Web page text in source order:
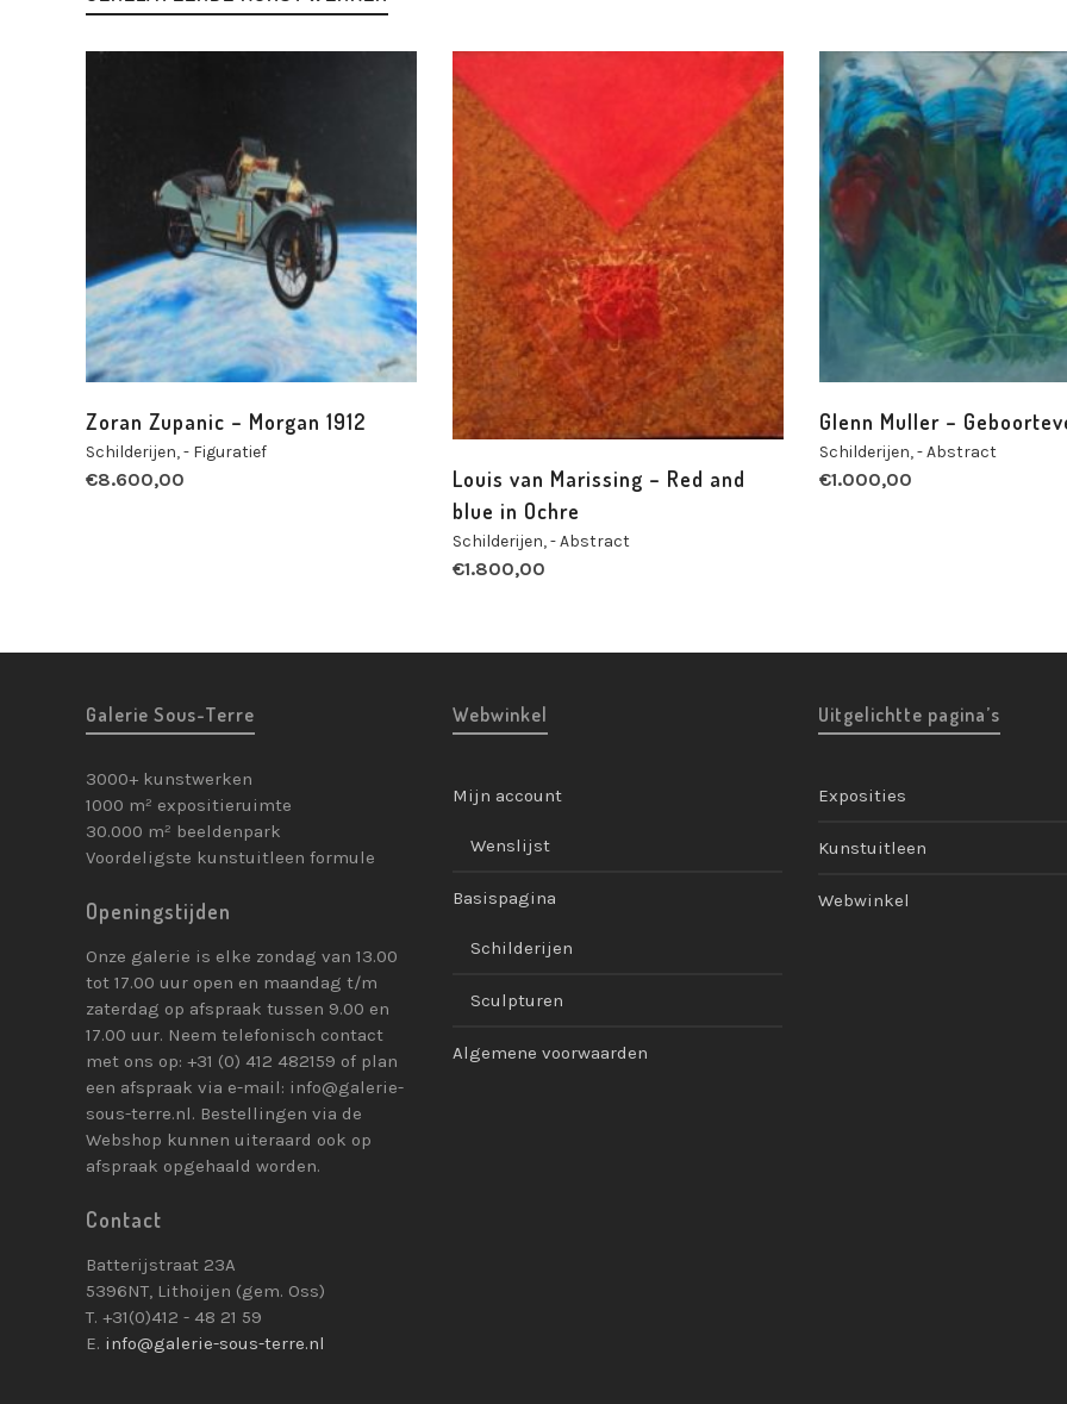
Zoran Zupanic – Morgan 1912
Schilderijen,- Figuratief
€8.600,00
Louis van Marissing – Red and
blue in Ochre
Schilderijen,- Abstract
€1.800,00
Glenn Muller –
Schilderijen,- Abstract
€1.000,00
Galerie Sous-Terre
3000+ kunstwerken
1000 m² expositieruimte
30.000 m² beeldenpark
Voordeligste kunstuitleen formule
Openingstijden
Onze galerie is elke zondag van 13.00
tot 17.00 uur open en maandag t/m
zaterdag op afspraak tussen 9.00 en
17.00 uur. Neem telefonisch contact
met ons op: +31 (0) 412 482159 of plan
een afspraak via e-mail: info@galerie-
sous-terre.nl. Bestellingen via de
Webshop kunnen uiteraard ook op
afspraak opgehaald worden.
Contact
Batterijstraat 23A
5396NT, Lithoijen (gem. Oss)
T. +31(0)412 - 48 21 59
E. info@galerie-sous-terre.nl
Webwinkel
Mijn account
Wenslijst
Basispagina
Schilderijen
Sculpturen
Algemene voorwaarden
Uitgelichtte pagina’s
Exposities
Kunstuitleen
Webwinkel